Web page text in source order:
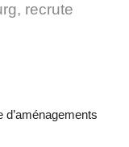
recrute